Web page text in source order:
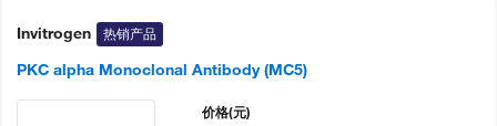
Invitrogen 热销产品
PKC alpha Monoclonal Antibody (MC5)
价格(元)